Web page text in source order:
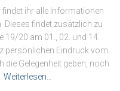
findet ihr alle Informationen
findet zusätzlich zu
19/20 am 01., 02. und 14.
persönlichen Eindruck vom
die Gelegenheit geben, noch
Weiterlesen…